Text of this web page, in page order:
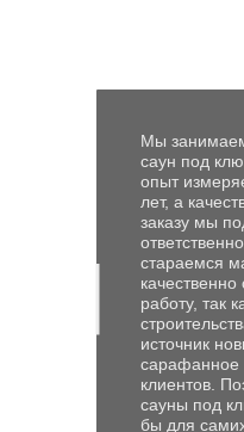
Мы
саун под
опыт
лет, а
заказу мы
стараемся
работу, так
источник
сарафанное
клиентов.
сауны под
бы для